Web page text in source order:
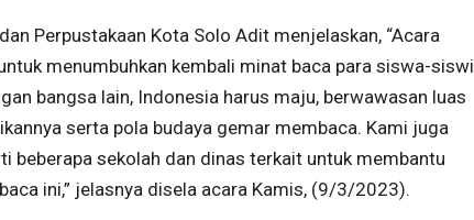
Perpustakaan Kota Solo Adit menjelaskan, “Acara
menumbuhkan kembali minat baca para siswa-siswi
bangsa lain, Indonesia harus maju, berwawasan luas
serta pola budaya gemar membaca. Kami juga
beberapa sekolah dan dinas terkait untuk membantu
ini,” jelasnya disela acara Kamis, (9/3/2023).